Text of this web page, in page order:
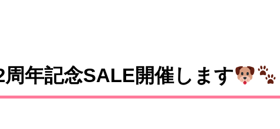
周年記念SALE開催します